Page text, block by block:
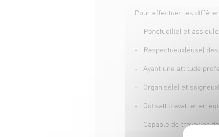
Pour effectuer les
- Ponctuel(le) et
- Respectueux(euse)
- Ayant une attitude
- Organisé(e) et
- Qui sait travailler en
- Capable de travailler